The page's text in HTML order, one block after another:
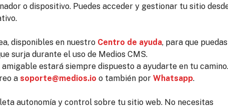
o dispositivo. Puedes acceder y gestionar tu sitio
disponibles en nuestro Centro de ayuda, para que puedas
surja durante el uso de Medios CMS.
amigable estará siempre dispuesto a ayudarte en tu camino.
a soporte@medios.io o también por Whatsapp.
autonomía y control sobre tu sitio web. No necesitas